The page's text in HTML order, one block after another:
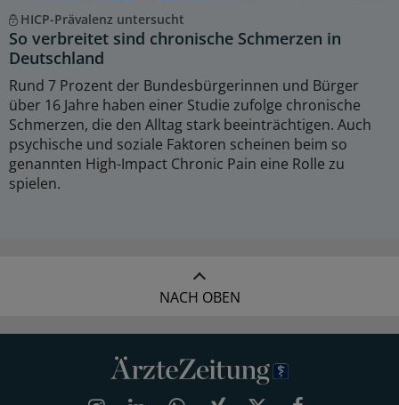
HICP-Prävalenz untersucht
So verbreitet sind chronische Schmerzen in
Deutschland
Rund 7 Prozent der Bundesbürgerinnen und Bürger
über 16 Jahre haben einer Studie zufolge chronische
Schmerzen, die den Alltag stark beeinträchtigen. Auch
psychische und soziale Faktoren scheinen beim so
genannten High-Impact Chronic Pain eine Rolle zu
spielen.
NACH OBEN